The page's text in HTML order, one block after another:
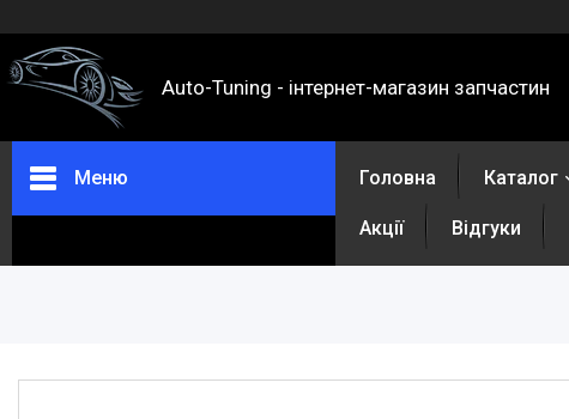
Auto-Tuning - інтернет-магазин запчастин
Меню Головна Каталог
Акції Відгуки